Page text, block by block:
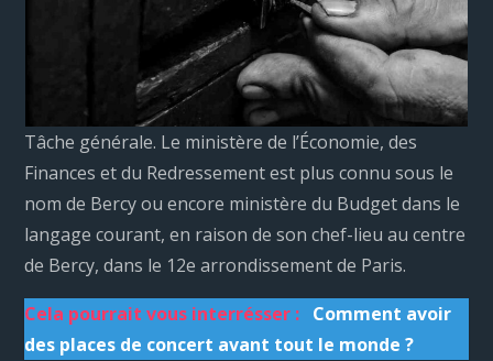
Tâche générale. Le ministère de l’Économie, des
Finances et du Redressement est plus connu sous le
nom de Bercy ou encore ministère du Budget dans le
langage courant, en raison de son chef-lieu au centre
de Bercy, dans le 12e arrondissement de Paris.
Cela pourrait vous interrésser : Comment avoir
des places de concert avant tout le monde ?